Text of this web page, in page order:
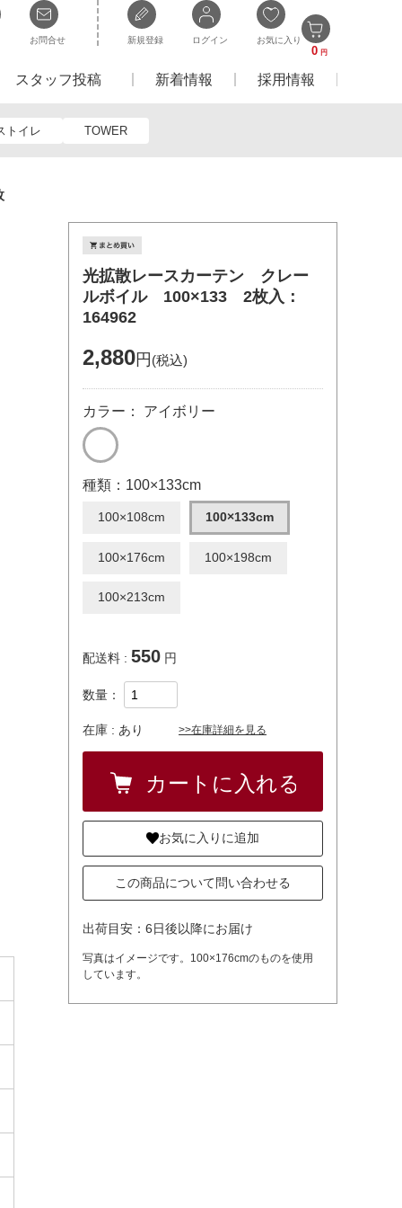
お問合せ 新規登録 ログイン お気に入り
0 円
スタッフ投稿 新着情報 採用情報
トイレ TOWER
光拡散レースカーテン クレー
ルボイル 100×133 2枚入：
164962
2,880円 (税込)
カラー： アイボリー
種類：100×133cm
100×108cm 100×133cm
100×176cm 100×198cm
100×213cm
配送料 : 550 円
数量：
在庫 : あり >>在庫詳細を見る
お気に入りに追加
この商品について問い合わせる
出荷目安：6日後以降にお届け
写真はイメージです。100×176cmのものを使用
しています。